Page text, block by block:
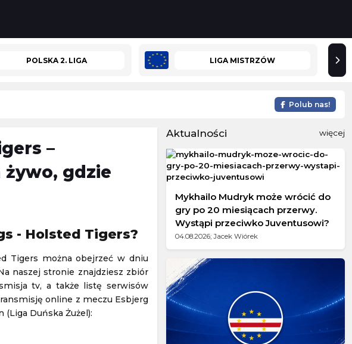
POLSKA 2. LIGA LIGA MISTRZÓW
Polub nas!
Famalicão
–
gdzie
- Holsted Tigers?
Tigers można obejrzeć w dniu
naszej stronie znajdziesz zbiór
tv, a także listę serwisów
online z meczu Esbjerg
Duńska Żużel):
Aktualności więcej
Mykhailo Mudryk może wrócić do
gry po 20 miesiącach przerwy.
Wystąpi przeciwko Juventusowi?
04.08.2026; Jacek Wiórek